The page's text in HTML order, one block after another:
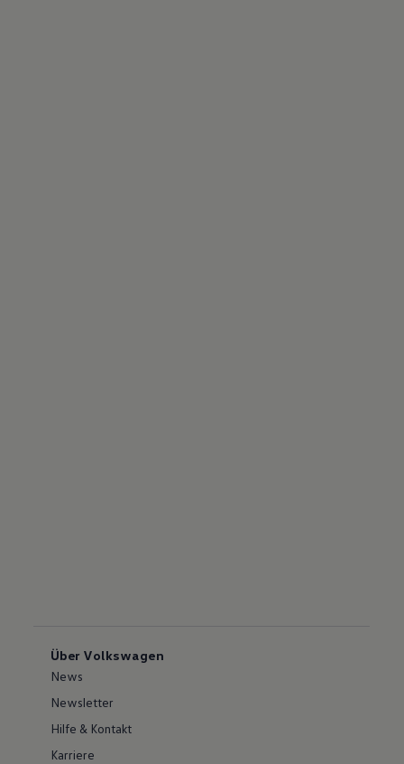
Über Volkswagen
News
Newsletter
Hilfe & Kontakt
Karriere